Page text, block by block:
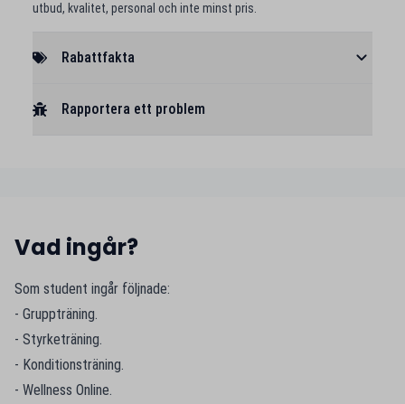
utbud, kvalitet, personal och inte minst pris.
Rabattfakta
Rapportera ett problem
Vad ingår?
Som student ingår följnade:
- Gruppträning.
- Styrketräning.
- Konditionsträning.
- Wellness Online.